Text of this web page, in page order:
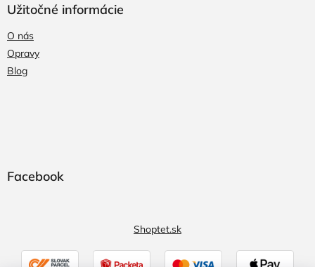
Užitočné informácie
O nás
Opravy
Blog
Facebook
Shoptet.sk